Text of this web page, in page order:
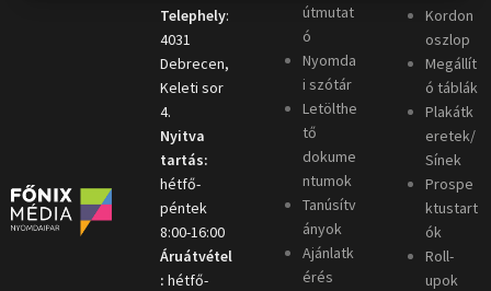
Telephely:
4031
Debrecen,
Keleti sor
4.
Nyitva
tartás:
hétfő-
péntek
8:00-16:00
Áruátvétel
: hétfő-
útmutat
ó
Nyomda
i szótár
Letölthe
tő
dokume
ntumok
Tanúsítv
ányok
Ajánlatk
érés
Kordon
oszlop
Megállít
ó táblák
Plakátk
eretek/
Sínek
Prospe
ktustart
ók
Roll-
upok